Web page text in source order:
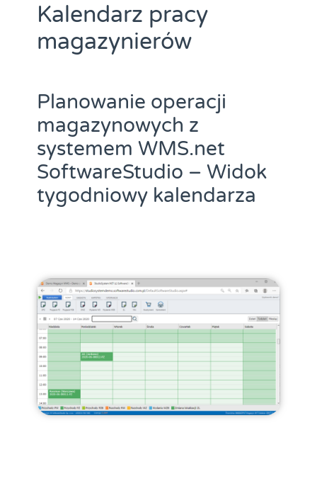
Kalendarz pracy
magazynierów
Planowanie operacji
magazynowych z
systemem WMS.net
SoftwareStudio – Widok
tygodniowy kalendarza